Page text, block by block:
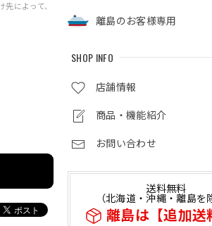
離島のお客様専用
SHOP INFO
店舗情報
商品・機能紹介
お問い合わせ
送料無料
（北海道・沖縄・離島を
離島は【追加送
によって、